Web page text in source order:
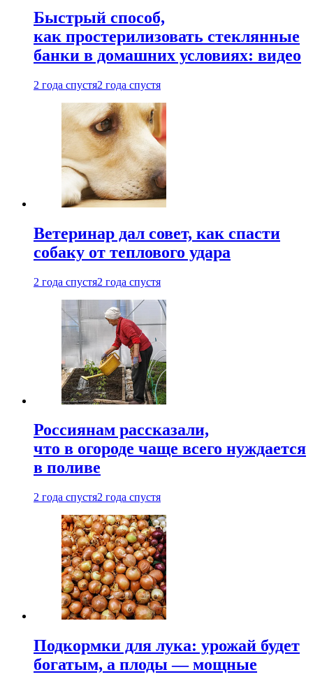
Быстрый способ,
как простерилизовать стеклянные
банки в домашних условиях: видео
2 года спустя2 года спустя
Ветеринар дал совет, как спасти
собаку от теплового удара
2 года спустя2 года спустя
Россиянам рассказали,
что в огороде чаще всего нуждается
в поливе
2 года спустя2 года спустя
Подкормки для лука: урожай будет
богатым, а плоды — мощные